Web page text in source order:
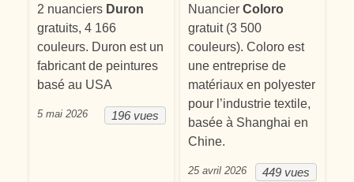
2 nuanciers Duron
gratuits, 4 166
couleurs. Duron est un
fabricant de peintures
basé au USA
196 vues
5 mai 2026
Nuancier Coloro
gratuit (3 500
couleurs). Coloro est
une entreprise de
matériaux en polyester
pour l’industrie textile,
basée à Shanghai en
Chine.
449 vues
25 avril 2026